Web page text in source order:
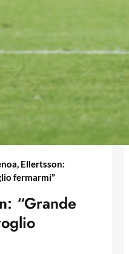
Ellertsson:
fermarmi”
“Grande